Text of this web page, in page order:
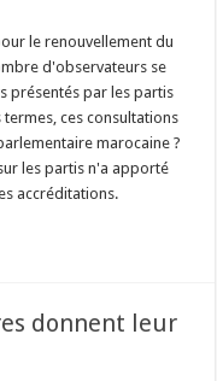
le renouvellement du
d'observateurs se
présentés par les partis
ces consultations
marocaine ?
les partis n'a apporté
accréditations.
donnent leur